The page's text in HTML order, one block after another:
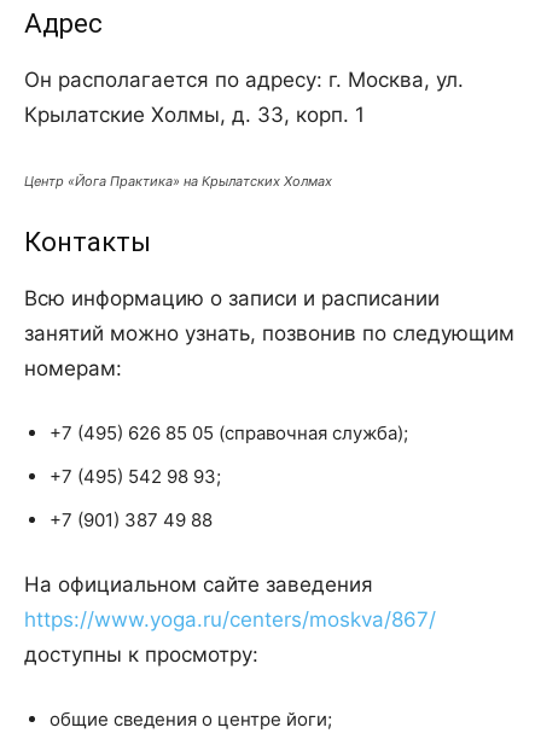
Адрес
Он располагается по адресу: г. Москва, ул.
Крылатские Холмы, д. 33, корп. 1
Центр «Йога Практика» на Крылатских Холмах
Контакты
Всю информацию о записи и расписании
занятий можно узнать, позвонив по следующим
номерам:
+7 (495) 626 85 05 (справочная служба);
+7 (495) 542 98 93;
+7 (901) 387 49 88
На официальном сайте заведения
https://www.yoga.ru/centers/moskva/867/
доступны к просмотру:
общие сведения о центре йоги;